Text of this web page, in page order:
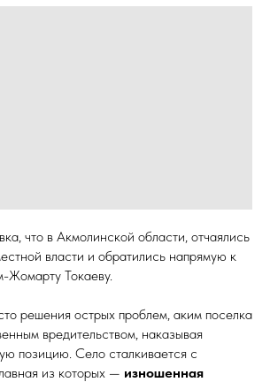
что в Акмолинской области, отчаялись
власти и обратились напрямую к
Жомарту Токаеву.
решения острых проблем, аким поселка
вредительством, наказывая
позицию. Село сталкивается с
из которых — изношенная